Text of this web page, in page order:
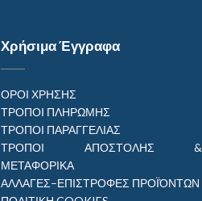
Χρήσιμα Έγγραφα
ΟΡΟΙ ΧΡΗΣΗΣ
ΤΡΟΠΟΙ ΠΛΗΡΩΜΗΣ
ΤΡΟΠΟΙ ΠΑΡΑΓΓΕΛΙΑΣ
ΤΡΟΠΟΙ ΑΠΟΣΤΟΛΗΣ &
ΜΕΤΑΦΟΡΙΚΑ
ΑΛΛΑΓΕΣ–ΕΠΙΣΤΡΟΦΕΣ ΠΡΟΪΌΝΤΩΝ